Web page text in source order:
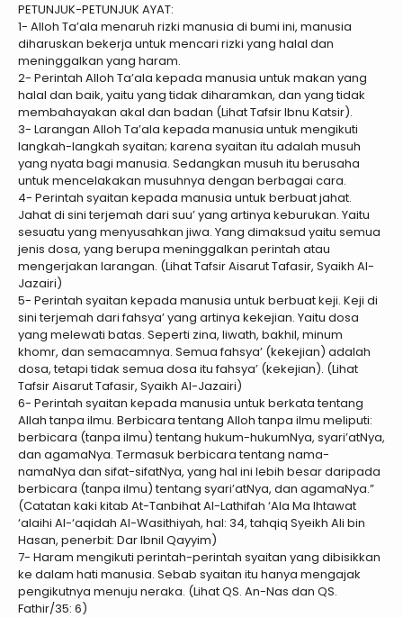
PETUNJUK-PETUNJUK AYAT:
1- Alloh Ta’ala menaruh rizki manusia di bumi ini, manusia
diharuskan bekerja untuk mencari rizki yang halal dan
meninggalkan yang haram.
2- Perintah Alloh Ta’ala kepada manusia untuk makan yang
halal dan baik, yaitu yang tidak diharamkan, dan yang tidak
membahayakan akal dan badan (Lihat Tafsir Ibnu Katsir).
3- Larangan Alloh Ta’ala kepada manusia untuk mengikuti
langkah-langkah syaitan; karena syaitan itu adalah musuh
yang nyata bagi manusia. Sedangkan musuh itu berusaha
untuk mencelakakan musuhnya dengan berbagai cara.
4- Perintah syaitan kepada manusia untuk berbuat jahat.
Jahat di sini terjemah dari suu’ yang artinya keburukan. Yaitu
sesuatu yang menyusahkan jiwa. Yang dimaksud yaitu semua
jenis dosa, yang berupa meninggalkan perintah atau
mengerjakan larangan. (Lihat Tafsir Aisarut Tafasir, Syaikh Al-
Jazairi)
5- Perintah syaitan kepada manusia untuk berbuat keji. Keji di
sini terjemah dari fahsya’ yang artinya kekejian. Yaitu dosa
yang melewati batas. Seperti zina, liwath, bakhil, minum
khomr, dan semacamnya. Semua fahsya’ (kekejian) adalah
dosa, tetapi tidak semua dosa itu fahsya’ (kekejian). (Lihat
Tafsir Aisarut Tafasir, Syaikh Al-Jazairi)
6- Perintah syaitan kepada manusia untuk berkata tentang
Allah tanpa ilmu. Berbicara tentang Alloh tanpa ilmu meliputi:
berbicara (tanpa ilmu) tentang hukum-hukumNya, syari’atNya,
dan agamaNya. Termasuk berbicara tentang nama-
namaNya dan sifat-sifatNya, yang hal ini lebih besar daripada
berbicara (tanpa ilmu) tentang syari’atNya, dan agamaNya.”
(Catatan kaki kitab At-Tanbihat Al-Lathifah ‘Ala Ma Ihtawat
‘alaihi Al-‘aqidah Al-Wasithiyah, hal: 34, tahqiq Syeikh Ali bin
Hasan, penerbit: Dar Ibnil Qayyim)
7- Haram mengikuti perintah-perintah syaitan yang dibisikkan
ke dalam hati manusia. Sebab syaitan itu hanya mengajak
pengikutnya menuju neraka. (Lihat QS. An-Nas dan QS.
Fathir/35: 6)